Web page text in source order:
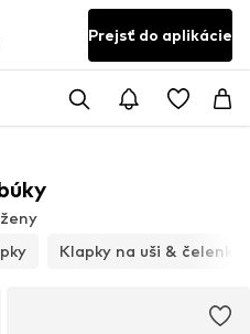
Prejsť do aplikácie
Klapky na uši & čelenky